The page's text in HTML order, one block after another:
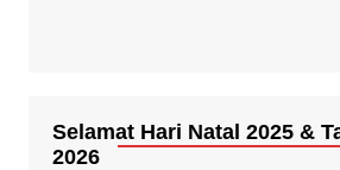
Selamat Hari Natal 2025 &
2026